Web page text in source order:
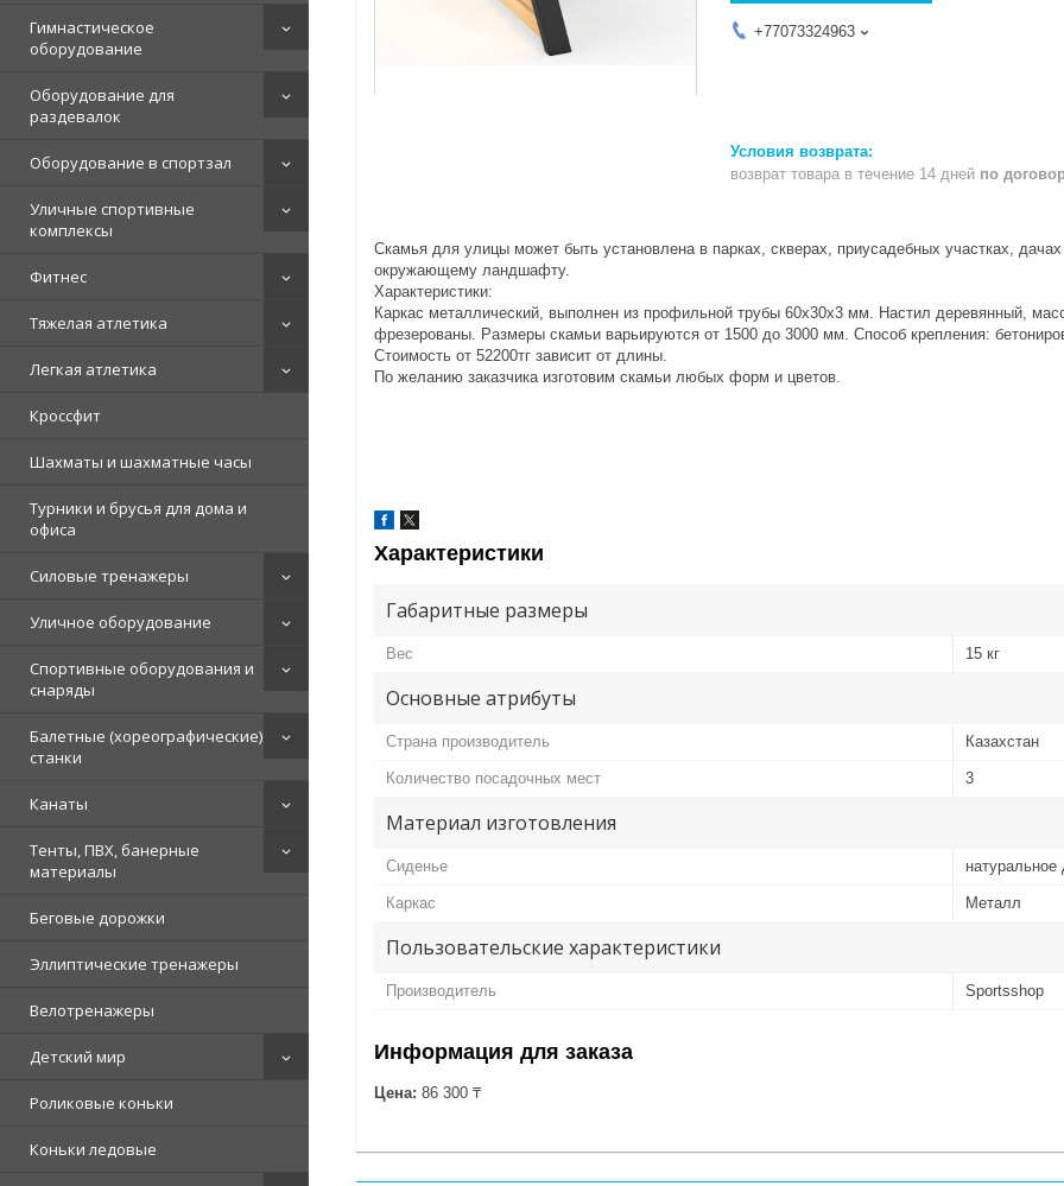
Гимнастическое
оборудование
Оборудование для
раздевалок
Оборудование в спортзал
Уличные спортивные
комплексы
Фитнес
Тяжелая атлетика
Легкая атлетика
Кроссфит
Шахматы и шахматные часы
Турники и брусья для дома и
офиса
Силовые тренажеры
Уличное оборудование
Спортивные оборудования и
снаряды
Балетные (хореографические)
станки
Канаты
Тенты, ПВХ, банерные
материалы
Беговые дорожки
Эллиптические тренажеры
Велотренажеры
Детский мир
Роликовые коньки
Коньки ледовые
+77073324963
возврат товара в течение 14 дней по
Скамья для улицы может быть установлена в парках, скверах, приусадебных участках,
окружающему ландшафту.
Характеристики:
Каркас металлический, выполнен из профильной трубы 60х30х3 мм. Настил деревянный,
фрезерованы. Размеры скамьи варьируются от 1500 до 3000 мм. Способ крепления:
Стоимость от 52200тг зависит от длины.
По желанию заказчика изготовим скамьи любых форм и цветов.
Характеристики
Габаритные размеры
Вес 15 кг
Основные атрибуты
Страна производитель Казахстан
Количество посадочных мест 3
Материал изготовления
Сиденье натуральное
Каркас Металл
Пользовательские характеристики
Производитель Sportsshop
Информация для заказа
Цена: 86 300 ₸